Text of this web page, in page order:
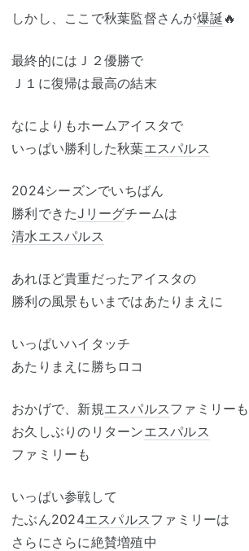
しかし、ここで秋葉監督さんが爆誕 🔥
最終的にはＪ２優勝で
Ｊ１に復帰は最高の結末
なによりもホームアイスタで
いっぱい勝利した秋葉エスパルス
2024シーズンでいちばん
勝利できたJリーグチームは
清水エスパルス
あれほど貴重だったアイスタの
勝利の風景もいまではあたりまえに
いっぱいハイタッチ
あたりまえに勝ちロコ
おかげで、新規エスパルス ファミリーも
お久しぶりのリターンエスパルス
ファミリーも
いっぱい参戦して
たぶん2024エスパルス ファミリーは
さらにさらに絶賛増殖中